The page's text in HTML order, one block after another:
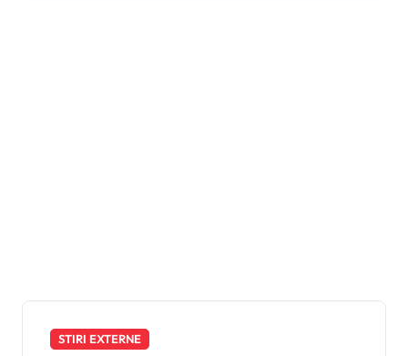
STIRI EXTERNE